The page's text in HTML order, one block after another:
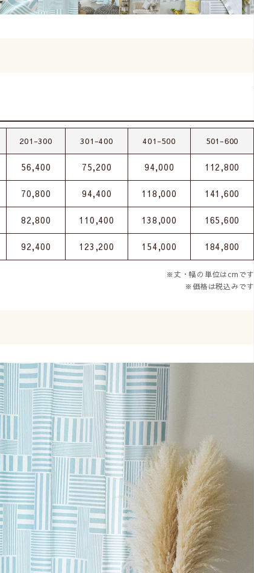
201-300 301-400 401-500 501-600
56,400 75,200 94,000 112,800
70,800 94,400 118,000 141,600
82,800 110,400 138,000 165,600
92,400 123,200 154,000 184,800
※丈・幅の単位はcmです
※価格は税込みです